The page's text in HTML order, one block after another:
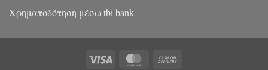
Χρηματοδότηση μέσω tbi bank
Visa MasterCard